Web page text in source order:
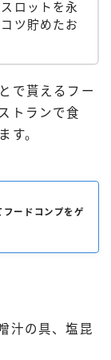
ロットを永
ツ貯めたお
で貰えるフー
トランで食
す。
フードコンプをゲ
汁の具、塩昆